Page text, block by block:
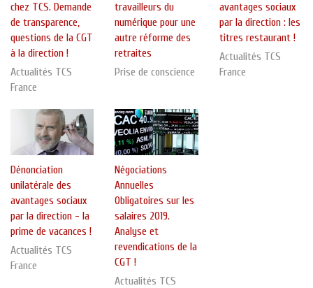
chez TCS. Demande
de transparence,
questions de la CGT
à la direction !
Actualités TCS
France
travailleurs du
numérique pour une
autre réforme des
retraites
Prise de conscience
avantages sociaux
par la direction : les
titres restaurant !
Actualités TCS
France
Dénonciation
unilatérale des
avantages sociaux
par la direction - la
prime de vacances !
Actualités TCS
France
Négociations
Annuelles
Obligatoires sur les
salaires 2019.
Analyse et
revendications de la
CGT !
Actualités TCS